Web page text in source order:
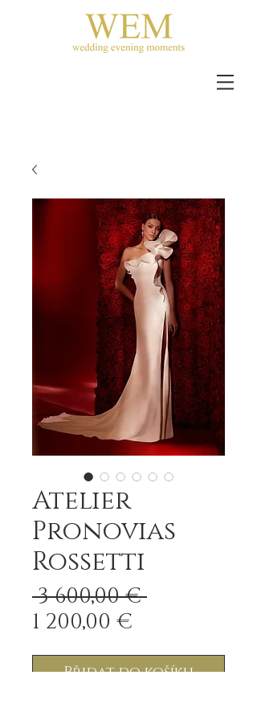
Atelier
Pronovias
Rossetti
3 600,00 € Běžná
1 200,00 €
cena
Přidat do košíku